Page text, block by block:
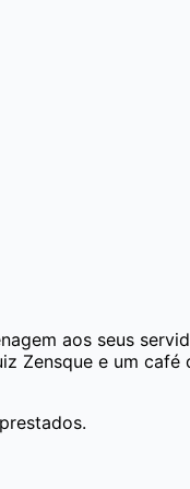
aos seus
Zensque e um